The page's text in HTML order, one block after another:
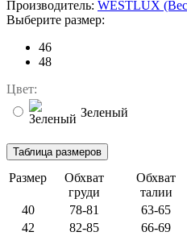
Производитель: WESTLUX
Выберите размер:
46
48
Цвет:
Зеленый
Размер
Обхват
груди
Обхват
талии
40 78-81 63-65
42
82-85 66-69